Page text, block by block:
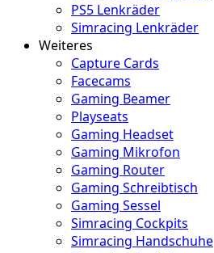
PS5 Lenkräder
Simracing Lenkräder
Weiteres
Capture Cards
Facecams
Gaming Beamer
Playseats
Gaming Headset
Gaming Mikrofon
Gaming Router
Gaming Schreibtisch
Gaming Sessel
Simracing Cockpits
Simracing Handschuhe